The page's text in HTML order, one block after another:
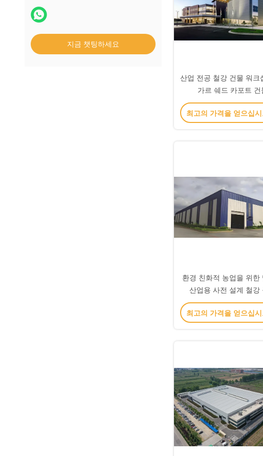
지금 챗팅하세요
산업 전공 철강 건물 워크
가르 쉐드 카포트 건
최고의 가격을 얻으십시
환경 친화적 농업을 위한
산업용 사전 설계 철강
최고의 가격을 얻으십시